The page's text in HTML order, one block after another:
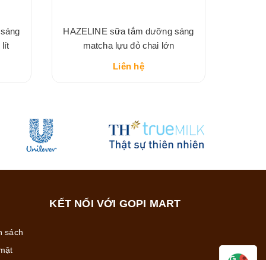
lít
HAZELINE sữa tắm dưỡng sáng
matcha lựu đỏ chai lớn
Liên hệ
sách
KẾT NỐI VỚI GOPI MART